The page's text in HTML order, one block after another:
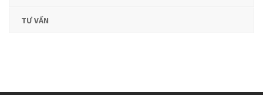
TƯ VẤN